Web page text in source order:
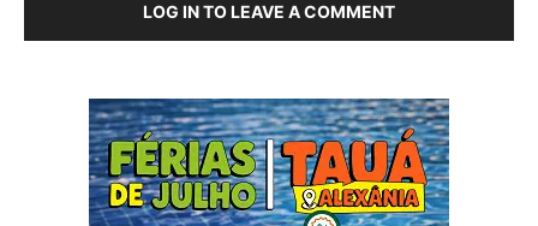
LOG IN TO LEAVE A COMMENT